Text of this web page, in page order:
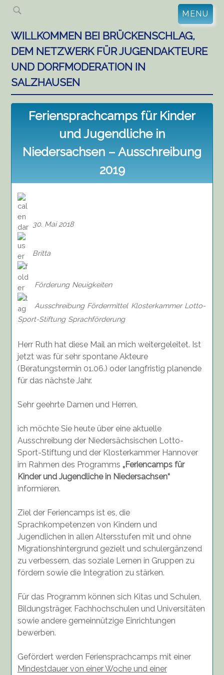
Skip
content
MENU
WILLKOMMEN BEI BRÜCKENSCHLAG,
DEM NETZWERK FÜR JUGENDAKTEURE
UND DORFMODERATION IN
SALZHAUSEN
Feriensprachcamps für Kinder
und Jugendliche in
Niedersachsen – Ausschreibung
2019
30. Mai 2018
Britta
Förderung Neuigkeiten
Ausschreibung Fördermittel Klosterkammer Lotto-
Sport-Stiftung Sprachförderung
Herr Ruth hat diese Mail an mich weitergeleitet. Ist
jetzt was für sehr spontane Akteure
(Beratungstermin 01.06.) oder langfristig planende
für das nächste Jahr.
Sehr geehrte Damen und Herren,
ich möchte Sie heuteüber eine aktuelle
Ausschreibung der Niedersächsischen Lotto-
Sport-Stiftung und der Klosterkammer Hannover
im Rahmen des Programms „Feriencamps für
Kinder und Jugendliche in Niedersachsen“
informieren.
Ziel der Feriencamps ist es, die
Sprachkompetenzen von Kindern und
Jugendlichen in allen Altersstufen mit und ohne
Migrationshintergrund gezielt und schulergänzend
zu verbessern, das soziale Lernen in Gruppen zu
fördern sowie die Integration zu stärken.
Für das Programm können sich Kitas und Schulen,
Bildungsträger, Fachhochschulen und Universitäten
sowie andere gemeinnützige Einrichtungen
bewerben.
Gefördert werden Feriensprachcamps mit einer
Mindestdauer von einer Woche und einer